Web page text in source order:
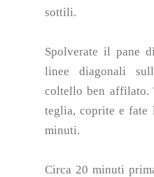
sottili.
Spolverate il pane
linee diagonali
coltello ben affilato.
teglia, coprite e fate
minuti.
Circa 20 minuti